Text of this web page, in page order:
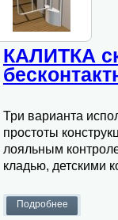
КАЛИТКА
Три варианта
простоты
лояльным
кладью, детскими